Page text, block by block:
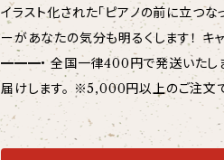
お得です！ CD＋グッズ（クリアファ
けします。
イラスト化された「ピアノの前に立つな
ーがあなたの気分も明るくします！ キャラクターデザイン：北川万智 •━━━|送料・配送方法について |
━━━• 全国一律400円で発送いたします。 ご注文内容に応じて、ゆうパケットまたはゆうパックにてお
届けします。 ※5,000円以上のご注文で送料無料となります。
できますので、送料がお得です！ CD
損防止した上でお届けします。